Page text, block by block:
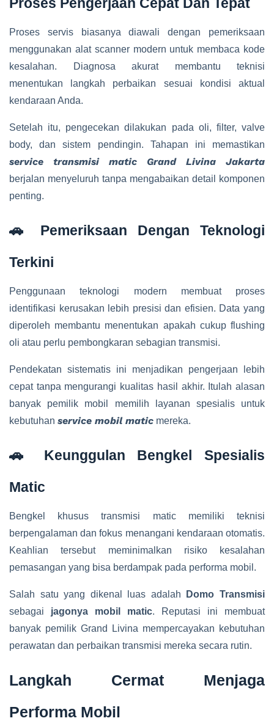
Proses servis biasanya diawali dengan pemeriksaan
menggunakan alat scanner modern untuk membaca kode
kesalahan. Diagnosa akurat membantu teknisi
menentukan langkah perbaikan sesuai kondisi aktual
kendaraan Anda.
Setelah itu, pengecekan dilakukan pada oli, filter, valve
body, dan sistem pendingin. Tahapan ini memastikan
service transmisi matic Grand Livina Jakarta
berjalan menyeluruh tanpa mengabaikan detail komponen
penting.
🚗 Pemeriksaan Dengan Teknologi
Terkini
Penggunaan teknologi modern membuat proses
identifikasi kerusakan lebih presisi dan efisien. Data yang
diperoleh membantu menentukan apakah cukup flushing
oli atau perlu pembongkaran sebagian transmisi.
Pendekatan sistematis ini menjadikan pengerjaan lebih
cepat tanpa mengurangi kualitas hasil akhir. Itulah alasan
banyak pemilik mobil memilih layanan spesialis untuk
kebutuhan service mobil matic mereka.
🚗 Keunggulan Bengkel Spesialis
Matic
Bengkel khusus transmisi matic memiliki teknisi
berpengalaman dan fokus menangani kendaraan otomatis.
Keahlian tersebut meminimalkan risiko kesalahan
pemasangan yang bisa berdampak pada performa mobil.
Salah satu yang dikenal luas adalah
Domo Transmisi
sebagai jagonya mobil matic. Reputasi ini membuat
banyak pemilik Grand Livina mempercayakan kebutuhan
perawatan dan perbaikan transmisi mereka secara rutin.
Langkah Cermat Menjaga
Performa Mobil